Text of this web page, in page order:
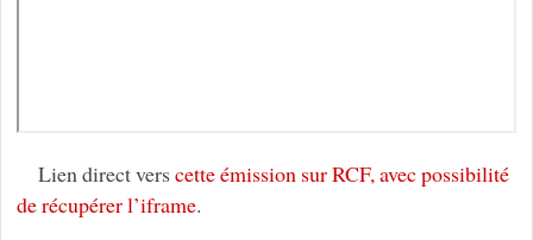
Lien direct vers cette émission sur RCF, avec possibilité
de récupérer l’iframe.